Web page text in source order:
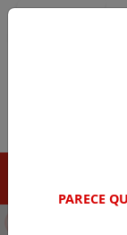
DESTAQUE EM
PARECE